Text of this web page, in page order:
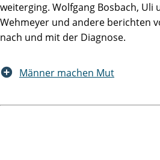
weiterging. Wolfgang Bosbach, Uli
Wehmeyer und andere berichten
nach und mit der Diagnose.
Männer machen Mut